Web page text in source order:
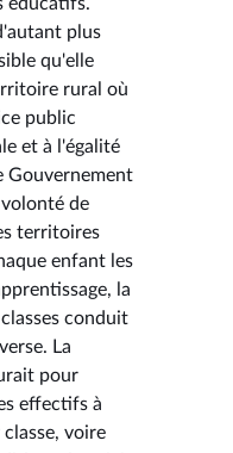
plus
qu'elle
rural où
public
et à l'égalité
Gouvernement
de
territoires
enfant les
la
conduit
La
pour
effectifs à
voire